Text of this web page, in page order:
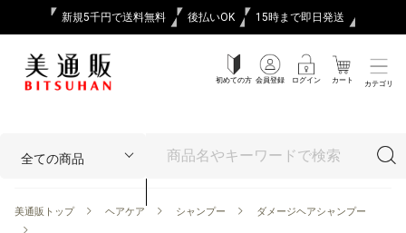
新規5千円で送料無料 後払いOK 15時まで即日発送
初めての方 会員登録 ログイン カート カテゴリ
美通販トップ ヘアケア シャンプー ダメージヘアシャンプー